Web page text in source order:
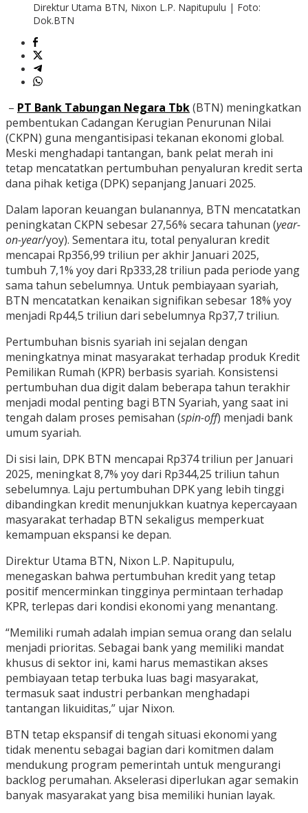
Direktur Utama BTN, Nixon L.P. Napitupulu | Foto:
Dok.BTN
– PT Bank Tabungan Negara Tbk(BTN) meningkatkan
pembentukan Cadangan Kerugian Penurunan Nilai
(CKPN) guna mengantisipasi tekanan ekonomi global.
Meski menghadapi tantangan, bank pelat merah ini
tetap mencatatkan pertumbuhan penyaluran kredit serta
dana pihak ketiga (DPK) sepanjang Januari 2025.
Dalam laporan keuangan bulanannya, BTN mencatatkan
peningkatan CKPN sebesar 27,56% secara tahunan (year-
on-year/yoy). Sementara itu, total penyaluran kredit
mencapai Rp356,99 triliun per akhir Januari 2025,
tumbuh 7,1% yoy dari Rp333,28 triliun pada periode yang
sama tahun sebelumnya. Untuk pembiayaan syariah,
BTN mencatatkan kenaikan signifikan sebesar 18% yoy
menjadi Rp44,5 triliun dari sebelumnya Rp37,7 triliun.
Pertumbuhan bisnis syariah ini sejalan dengan
meningkatnya minat masyarakat terhadap produk Kredit
Pemilikan Rumah (KPR) berbasis syariah. Konsistensi
pertumbuhan dua digit dalam beberapa tahun terakhir
menjadi modal penting bagi BTN Syariah, yang saat ini
tengah dalam proses pemisahan (spin-off) menjadi bank
umum syariah.
Di sisi lain, DPK BTN mencapai Rp374 triliun per Januari
2025, meningkat 8,7% yoy dari Rp344,25 triliun tahun
sebelumnya. Laju pertumbuhan DPK yang lebih tinggi
dibandingkan kredit menunjukkan kuatnya kepercayaan
masyarakat terhadap BTN sekaligus memperkuat
kemampuan ekspansi ke depan.
Direktur Utama BTN, Nixon L.P. Napitupulu,
menegaskan bahwa pertumbuhan kredit yang tetap
positif mencerminkan tingginya permintaan terhadap
KPR, terlepas dari kondisi ekonomi yang menantang.
“Memiliki rumah adalah impian semua orang dan selalu
menjadi prioritas. Sebagai bank yang memiliki mandat
khusus di sektor ini, kami harus memastikan akses
pembiayaan tetap terbuka luas bagi masyarakat,
termasuk saat industri perbankan menghadapi
tantangan likuiditas,” ujar Nixon.
BTN tetap ekspansif di tengah situasi ekonomi yang
tidak menentu sebagai bagian dari komitmen dalam
mendukung program pemerintah untuk mengurangi
backlog perumahan. Akselerasi diperlukan agar semakin
banyak masyarakat yang bisa memiliki hunian layak.